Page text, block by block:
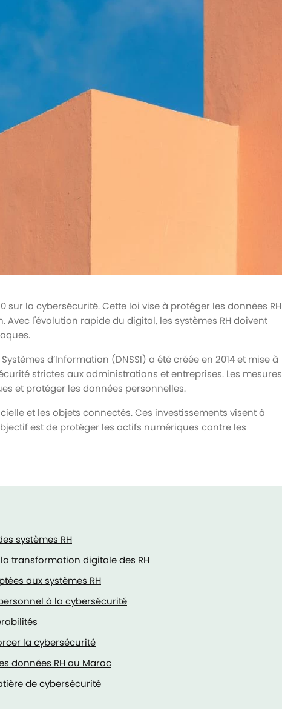
sur la cybersécurité. Cette loi vise à protéger les données RH
l'évolution rapide du digital, les systèmes RH doivent
d’Information (DNSSI) a été créée en 2014 et mise à
strictes aux administrations et entreprises. Les mesures
et protéger les données personnelles.
et les objets connectés. Ces investissements visent à
est de protéger les actifs numériques contre les
systèmes RH
transformation digitale des RH
aux systèmes RH
à la cybersécurité
la cybersécurité
données RH au Maroc
de cybersécurité